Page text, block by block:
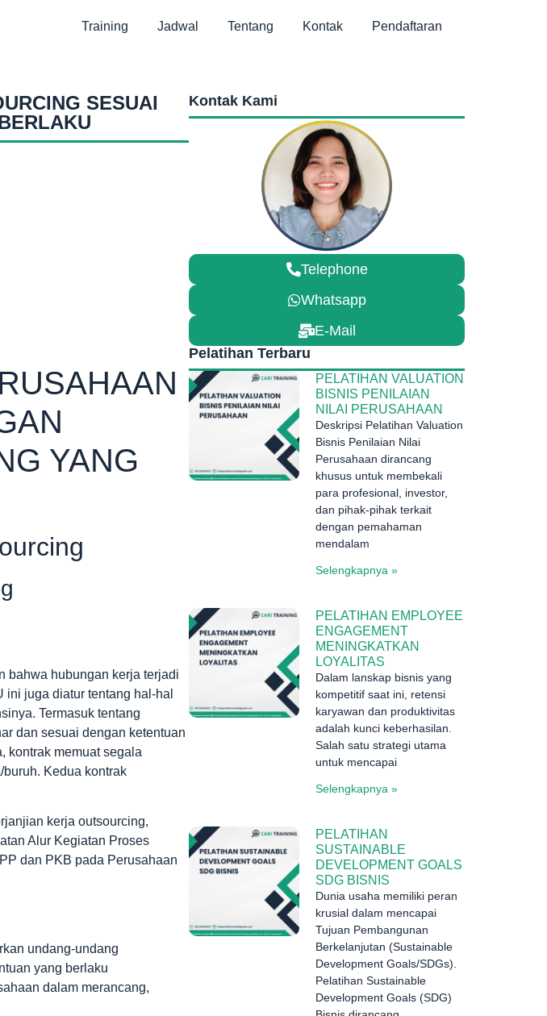
Training Jadwal Tentang Kontak Pendaftaran
SESUAI
YANG
bahwa hubungan kerja terjadi
juga diatur tentang hal-hal
Termasuk tentang
dan sesuai dengan ketentuan
kontrak memuat segala
Kedua kontrak
kerja outsourcing,
Alur Kegiatan Proses
dan PKB pada Perusahaan
undang-undang
yang berlaku
dalam merancang,
Kontak Kami
Telephone
Whatsapp
E-Mail
Pelatihan Terbaru
PELATIHAN VALUATION
BISNIS PENILAIAN
NILAI PERUSAHAAN
Deskripsi Pelatihan Valuation
Bisnis Penilaian Nilai
Perusahaan dirancang
khusus untuk membekali
para profesional, investor,
dan pihak-pihak terkait
dengan pemahaman
mendalam
Selengkapnya »
PELATIHAN EMPLOYEE
ENGAGEMENT
MENINGKATKAN
LOYALITAS
Dalam lanskap bisnis yang
kompetitif saat ini, retensi
karyawan dan produktivitas
adalah kunci keberhasilan.
Salah satu strategi utama
untuk mencapai
Selengkapnya »
PELATIHAN
SUSTAINABLE
DEVELOPMENT GOALS
SDG BISNIS
Dunia usaha memiliki peran
krusial dalam mencapai
Tujuan Pembangunan
Berkelanjutan (Sustainable
Development Goals/SDGs).
Pelatihan Sustainable
Development Goals (SDG)